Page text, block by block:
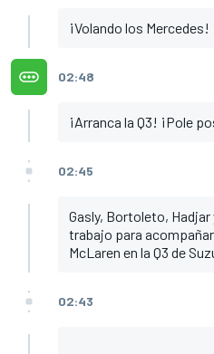
¡Volando los Mercedes!
02:48
¡Arranca la Q3! ¡Pole
02:45
Gasly, Bortoleto, Hadjar
trabajo para
McLaren en la Q3 de
02:43